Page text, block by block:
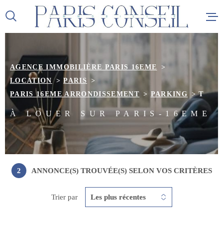
la
au
menu
au
contenu
ACCUEIL
VENTES
ALERTE
AGENCE IMMOBILIÈRE PARIS 16EME
LOCATION
PARIS
PARIS 16EME ARRONDISSEMENT
PARKING T
À LOUER SUR PARIS-16EME
2 ANNONCE(S) TROUVÉE(S) SELON VOS CRITÈRES
Trier par Les plus récentes